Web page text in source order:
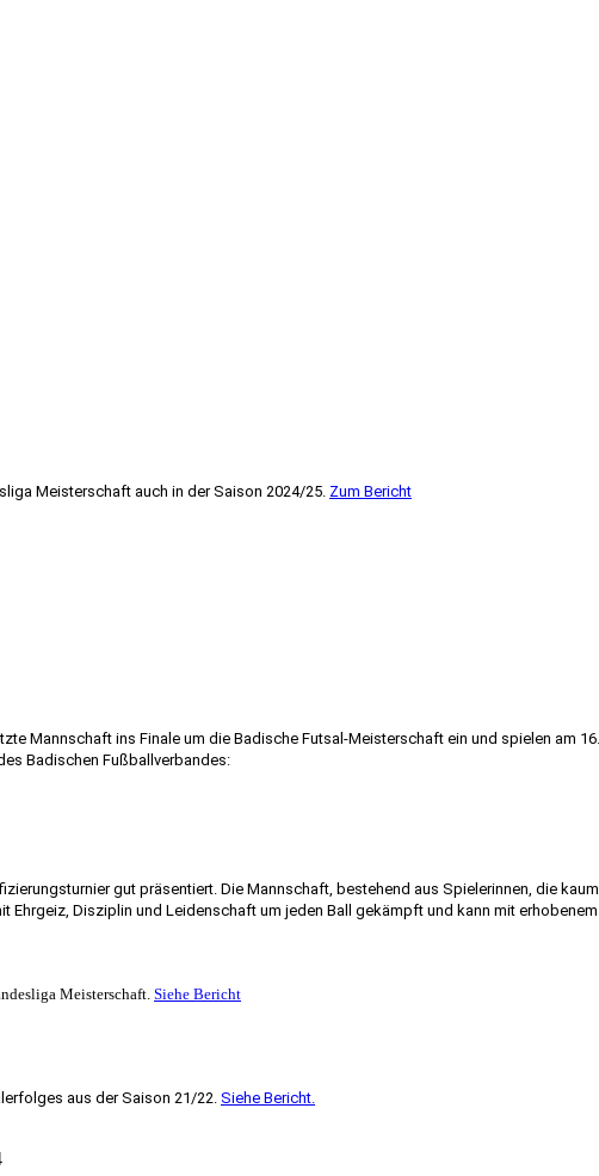
Meisterschaft auch in der Saison 2024/25. Zum Bericht
Mannschaft ins Finale um die Badische Futsal-Meisterschaft ein und spielen am 16.
Badischen Fußballverbandes:
gut präsentiert. Die Mannschaft, bestehend aus Spielerinnen, die kaum
Ehrgeiz, Disziplin und Leidenschaft um jeden Ball gekämpft und kann mit erhobenem
Meisterschaft. Siehe Bericht
aus der Saison 21/22. Siehe Bericht.